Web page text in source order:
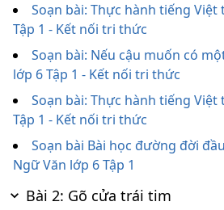
Soạn bài: Thực hành tiếng
Tập 1 - Kết nối tri thức
Soạn bài: Nếu cậu muốn có
lớp 6 Tập 1 - Kết nối tri thức
Soạn bài: Thực hành tiếng
Tập 1 - Kết nối tri thức
Soạn bài Bài học đường đời
Ngữ Văn lớp 6 Tập 1
Bài 2: Gõ cửa trái tim